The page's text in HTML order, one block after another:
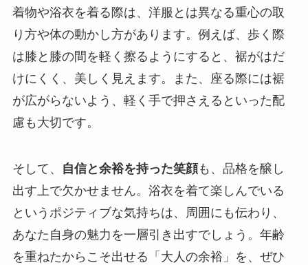
着物や浴衣を着る際は、洋服とは異なる重心の取
り方や体の動かし方があります。例えば、歩く際
は膝と膝の間を軽く擦るようにすると、裾がはだ
けにくく、美しく見えます。また、座る際には裾
が広がらないよう、軽く手で押さえるといった配
慮も大切です。
そして、 自信と余裕を持った笑顔も、品格を醸し
出す上で欠かせません。浴衣を着て楽しんでいる
というポジティブな気持ちは、周囲にも伝わり、
あなた自身の魅力を一層引き出すでしょう。年齢
を重ねたからこそ出せる「大人の余裕」を、ぜひ